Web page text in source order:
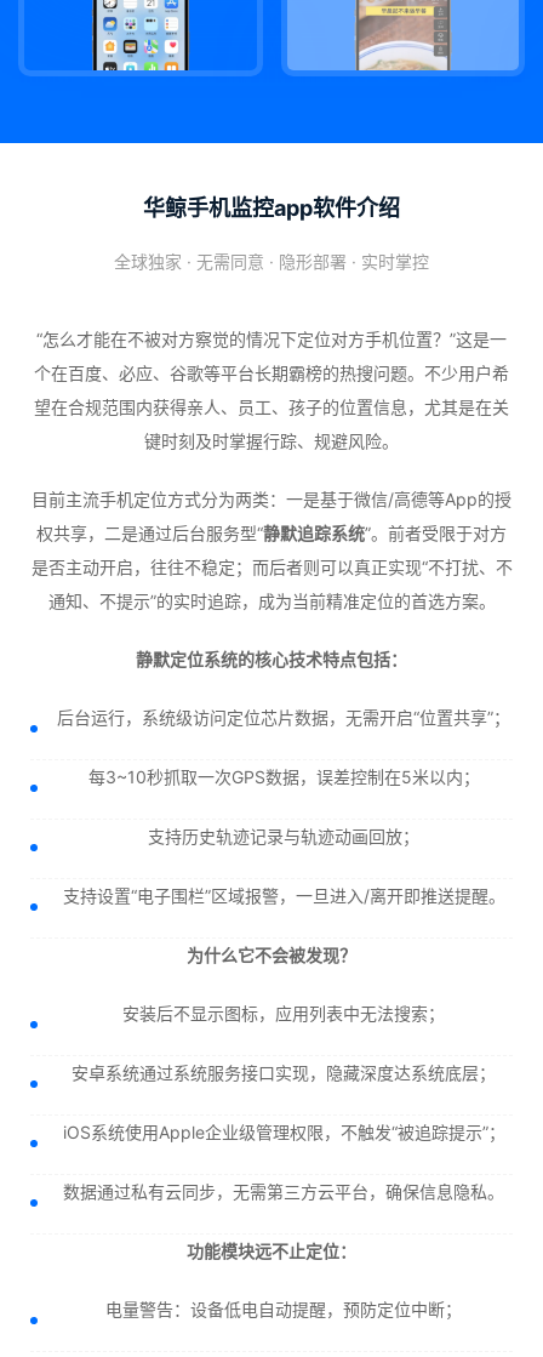
华鲸手机监控app软件介绍
全球独家 · 无需同意 · 隐形部署 · 实时掌控
“怎么才能在不被对方察觉的情况下定位对方手机位置？”这是一
个在百度、必应、谷歌等平台长期霸榜的热搜问题。不少用户希
望在合规范围内获得亲人、员工、孩子的位置信息，尤其是在关
键时刻及时掌握行踪、规避风险。
目前主流手机定位方式分为两类：一是基于微信/高德等App的授
权共享，二是通过后台服务型“静默追踪系统”。前者受限于对方
是否主动开启，往往不稳定；而后者则可以真正实现“不打扰、不
通知、不提示”的实时追踪，成为当前精准定位的首选方案。
静默定位系统的核心技术特点包括：
后台运行，系统级访问定位芯片数据，无需开启“位置共享”；
每3~10秒抓取一次GPS数据，误差控制在5米以内；
支持历史轨迹记录与轨迹动画回放；
支持设置“电子围栏”区域报警，一旦进入/离开即推送提醒。
为什么它不会被发现？
安装后不显示图标，应用列表中无法搜索；
安卓系统通过系统服务接口实现，隐藏深度达系统底层；
iOS系统使用Apple企业级管理权限，不触发“被追踪提示”；
数据通过私有云同步，无需第三方云平台，确保信息隐私。
功能模块远不止定位：
电量警告：设备低电自动提醒，预防定位中断；